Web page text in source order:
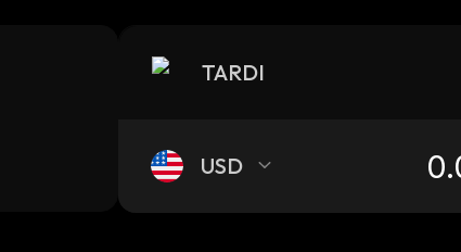
TARDI
USD